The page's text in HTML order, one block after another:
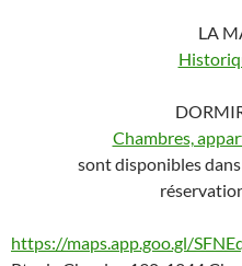
LA
Chambres,
sont disponibles
https://maps.app.goo.gl/